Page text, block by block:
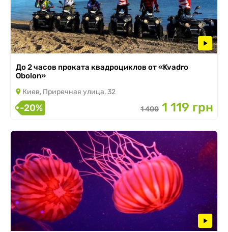
До 2 часов проката квадроциклов от «Kvadro
Obolon»
Киев, Приречная улица, 32
-20% 1 400 1 119 грн